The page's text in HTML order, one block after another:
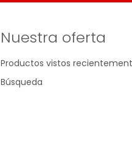
Nuestra oferta
Productos vistos
Búsqueda